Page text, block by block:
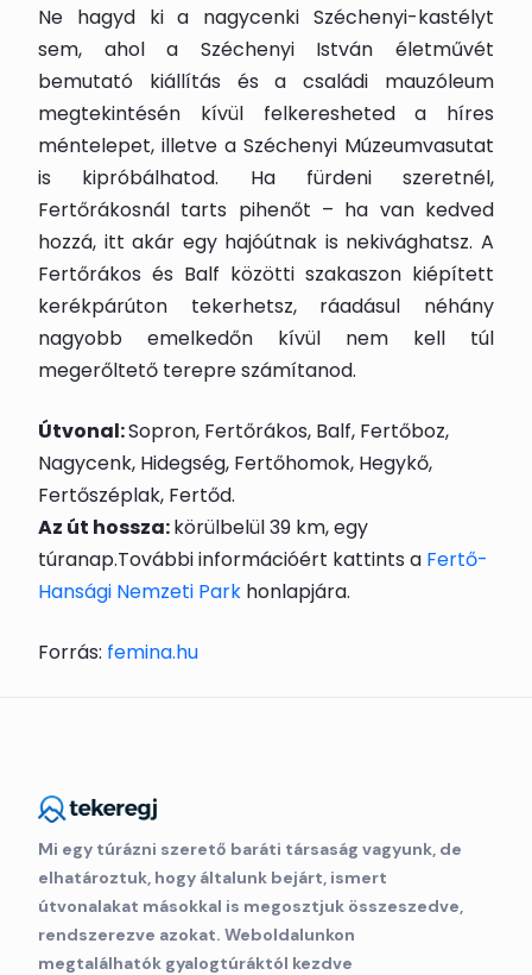
Ne hagyd ki a nagycenki Széchenyi-kastélyt
sem, ahol a Széchenyi István életművét
bemutató kiállítás és a családi mauzóleum
megtekintésén kívül felkeresheted a híres
méntelepet, illetve a Széchenyi Múzeumvasutat
is kipróbálhatod. Ha fürdeni szeretnél,
Fertőrákosnál tarts pihenőt – ha van kedved
hozzá, itt akár egy hajóútnak is nekivághatsz. A
Fertőrákos és Balf közötti szakaszon kiépített
kerékpárúton tekerhetsz, ráadásul néhány
nagyobb emelkedőn kívül nem kell túl
megerőltető terepre számítanod.
Útvonal:Sopron, Fertőrákos, Balf, Fertőboz,
Nagycenk, Hidegség, Fertőhomok, Hegykő,
Fertőszéplak, Fertőd.
Az út hossza:körülbelül 39 km, egy
túranap.További információért kattints a Fertő-
Hansági Nemzeti Park honlapjára.
Forrás: femina.hu
Mi egy túrázni szerető baráti társaság vagyunk, de
elhatároztuk, hogy általunk bejárt, ismert
útvonalakat másokkal is megosztjuk összeszedve,
rendszerezve azokat. Weboldalunkon
megtalálhatók gyalogtúráktól kezdve